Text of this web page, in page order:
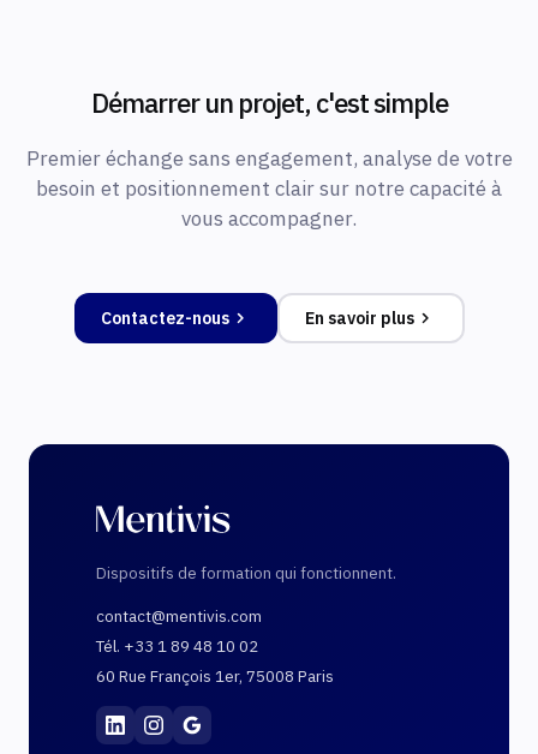
Démarrer un projet, c'est simple
Premier échange sans engagement, analyse de votre
besoin et positionnement clair sur notre capacité à
vous accompagner.
Contactez-nous En savoir plus
Dispositifs de formation qui fonctionnent.
contact@mentivis.com
Tél. +33 1 89 48 10 02
60 Rue François 1er, 75008 Paris
Mentivis·01 89 48 10 02